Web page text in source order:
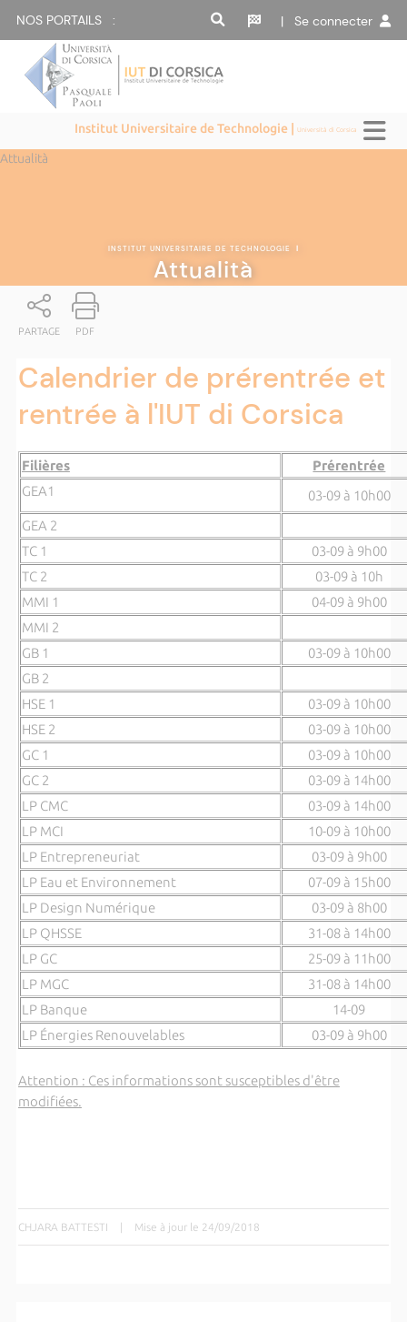
NOS PORTAILS : | Se connecter
Institut Universitaire de Technologie |Università di Corsica
Attualità
INSTITUT UNIVERSITAIRE DE TECHNOLOGIE |
Attualità
PARTAGE PDF
Calendrier de prérentrée et
rentrée à l'IUT di Corsica
Filières
Prérentrée
GEA1
03-09 à 10h00
GEA 2
TC 1
03-09 à 9h00
TC 2
03-09 à 10h
MMI 1
04-09 à 9h00
MMI 2
GB 1
03-09 à 10h00
GB 2
HSE 1
03-09 à 10h00
HSE 2
03-09 à 10h00
GC 1
03-09 à 10h00
GC 2
03-09 à 14h00
LP CMC
03-09 à 14h00
LP MCI
10-09 à 10h00
LP Entrepreneuriat
03-09 à 9h00
LP Eau et Environnement
07-09 à 15h00
LP Design Numérique
03-09 à 8h00
LP QHSSE
31-08 à 14h00
LP GC
25-09 à 11h00
LP MGC
31-08 à 14h00
LP Banque
14-09
LP Énergies Renouvelables
03-09 à 9h00
Attention : Ces informations sont susceptibles d'être
modifiées.
CHJARA BATTESTI Mise à jour le 24/09/2018